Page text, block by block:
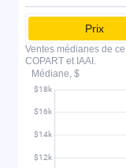
Prix
Ventes médianes de
COPART et IAAI.
Médiane, $